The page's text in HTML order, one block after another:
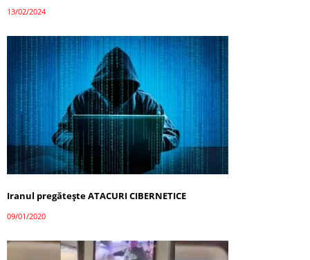
13/02/2024
Iranul pregătește ATACURI CIBERNETICE
09/01/2020